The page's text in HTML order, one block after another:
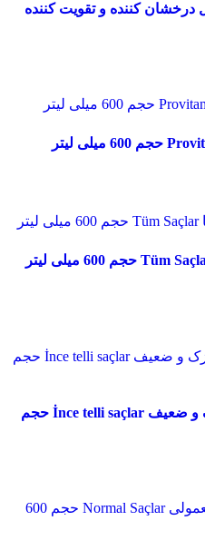
درخشان کننده و تقویت کننده
شامپو ایپک مخصوص موهای نازک و ضعیف İnce telli saçlar حجم